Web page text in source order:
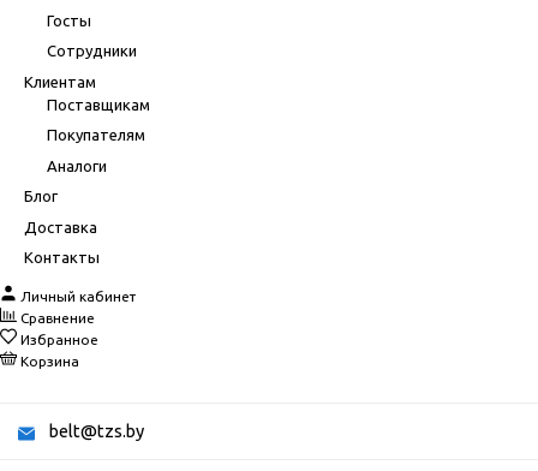
Госты
Сотрудники
Клиентам
Поставщикам
Покупателям
Аналоги
Блог
Доставка
Контакты
Личный кабинет
Сравнение
Избранное
Корзина
belt@tzs.by